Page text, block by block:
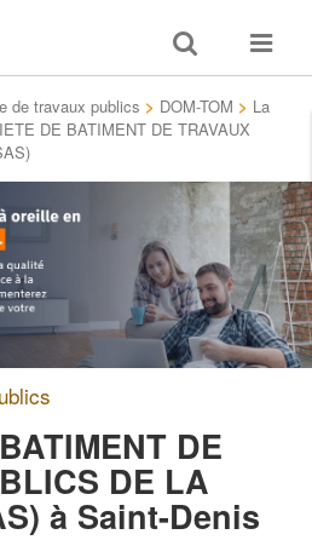
Toggle
search
Toggle
de travaux publics > DOM-TOM > La
DE BATIMENT DE TRAVAUX
DE
DE LA
à Saint-Denis